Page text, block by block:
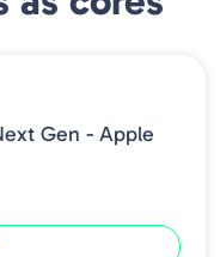
Gen - Apple